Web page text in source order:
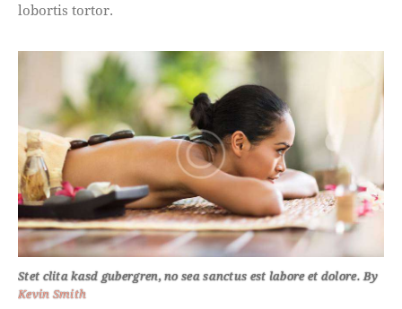
lobortis tortor.
Stet clita kasd gubergren, no sea sanctus est labore et dolore. By
Kevin Smith